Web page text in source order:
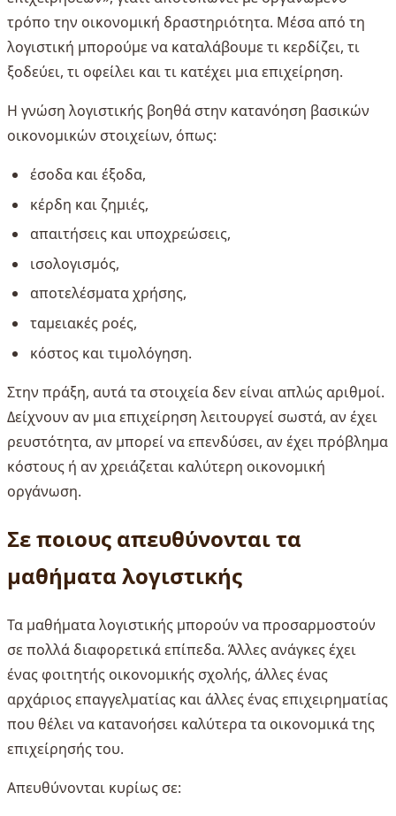
τρόπο την οικονομική δραστηριότητα. Μέσα από τη
λογιστική μπορούμε να καταλάβουμε τι κερδίζει, τι
ξοδεύει, τι οφείλει και τι κατέχει μια επιχείρηση.
Η γνώση λογιστικής βοηθά στην κατανόηση βασικών
οικονομικών στοιχείων, όπως:
έσοδα και έξοδα,
κέρδη και ζημιές,
απαιτήσεις και υποχρεώσεις,
ισολογισμός,
αποτελέσματα χρήσης,
ταμειακές ροές,
κόστος και τιμολόγηση.
Στην πράξη, αυτά τα στοιχεία δεν είναι απλώς αριθμοί.
Δείχνουν αν μια επιχείρηση λειτουργεί σωστά, αν έχει
ρευστότητα, αν μπορεί να επενδύσει, αν έχει πρόβλημα
κόστους ή αν χρειάζεται καλύτερη οικονομική
οργάνωση.
Σε ποιους απευθύνονται τα
μαθήματα λογιστικής
Τα μαθήματα λογιστικής μπορούν να προσαρμοστούν
σε πολλά διαφορετικά επίπεδα. Άλλες ανάγκες έχει
ένας φοιτητής οικονομικής σχολής, άλλες ένας
αρχάριος επαγγελματίας και άλλες ένας επιχειρηματίας
που θέλει να κατανοήσει καλύτερα τα οικονομικά της
επιχείρησής του.
Απευθύνονται κυρίως σε: